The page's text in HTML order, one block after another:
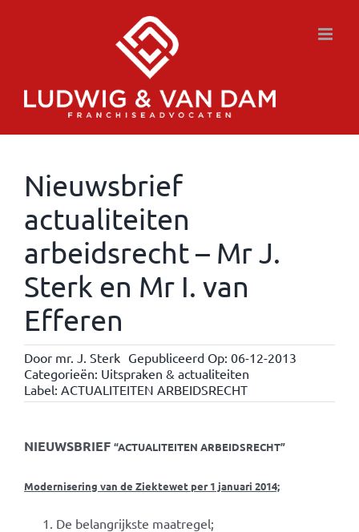
Nieuwsbrief
actualiteiten
arbeidsrecht – Mr J.
Sterk en Mr I. van
Efferen
Door mr. J. Sterk Gepubliceerd Op: 06-12-2013
Categorieën: Uitspraken & actualiteiten
Label: ACTUALITEITEN ARBEIDSRECHT
NIEUWSBRIEF “ACTUALITEITEN ARBEIDSRECHT”
Modernisering van de Ziektewet per 1 januari 2014;
De belangrijkste maatregel;